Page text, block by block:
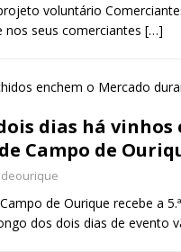
voluntário
nos seus comerciantes […]
dias há vinhos
Campo de
de Ourique recebe a
dos dois dias de evento